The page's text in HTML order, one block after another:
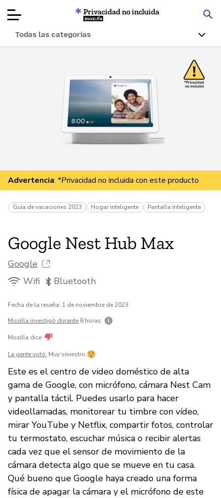
Artículos
Acerca de
Privacidad no incluida
Mozilla
Todas las categorías
Advertencia: *Privacidad no incluida con este producto
Guía de vacaciones 2023 Hogar inteligente Pantalla inteligente
Google Nest Hub Max
Google
Wifi
Bluetooth
Fecha de la reseña: 1 de noviembre de 2023
Mozilla investigó durante 8 horas
Mozilla dice
La gente votó: Muy siniestro
Este es el centro de video doméstico de alta
gama de Google, con micrófono, cámara Nest Cam
y pantalla táctil. Puedes usarlo para hacer
videollamadas, monitorear tu timbre con vídeo,
mirar YouTube y Netflix, compartir fotos, controlar
tu termostato, escuchar música o recibir alertas
cada vez que el sensor de movimiento de la
cámara detecta algo que se mueve en tu casa.
Qué bueno que Google haya creado una forma
física de apagar la cámara y el micrófono de este